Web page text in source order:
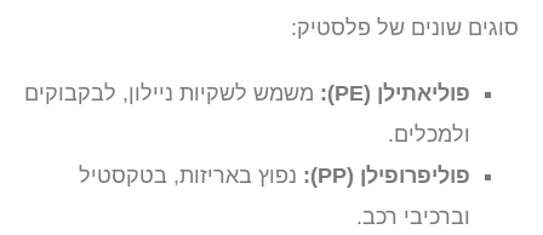
סוגים שונים של פלסטיק:
פוליאתילן (PE):
משמש לשקיות ניילון, לבקבוקים
ולמכלים.
פוליפרופילן (PP):
נפוץ באריזות, בטקסטיל
וברכיבי רכב.